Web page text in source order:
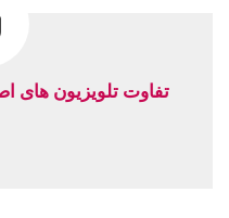
تفاوت تلویزیون های